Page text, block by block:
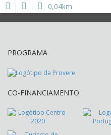
0,04km
PROGRAMA
CO-FINANCIAMENTO